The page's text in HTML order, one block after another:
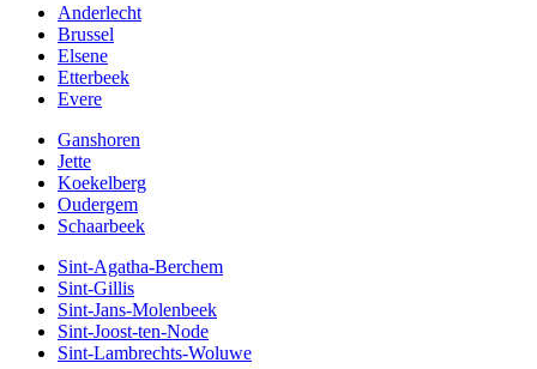
Anderlecht
Brussel
Elsene
Etterbeek
Evere
Ganshoren
Jette
Koekelberg
Oudergem
Schaarbeek
Sint-Agatha-Berchem
Sint-Gillis
Sint-Jans-Molenbeek
Sint-Joost-ten-Node
Sint-Lambrechts-Woluwe